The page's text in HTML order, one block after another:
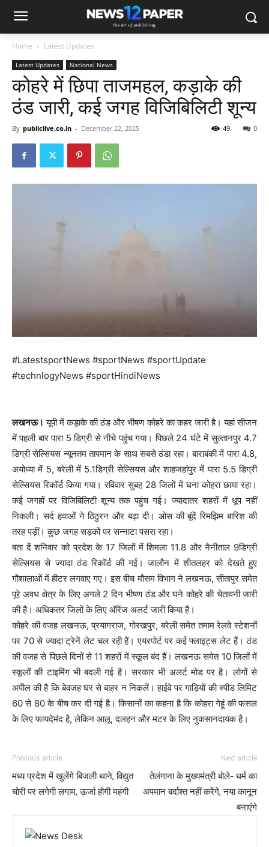
Home Latest Updates
Latest Updates National News
कोहरे में छिपा ताजमहल, कड़ाके की
ठंड जारी, कई जगह विजिबिलिटी शून्य
By publiclive.co.in - December 22, 2025 0
49
#LatestsportNews #sportNews #sportUpdate
#technlogyNews #sportHindiNews
लखनऊ। यूपी में कड़ाके की ठंड और भीषण कोहरे का कहर जारी है। यहां सीजन
में पहली बार पारा 5 डिग्री से नीचे पहुंच गया। पिछले 24 घंटे में सुल्तानपुर 4.7
डिग्री सेल्सियस न्यूनतम तापमान के साथ सबसे ठंडा रहा। बाराबंकी में पारा 4.8,
अयोध्या में 5, बरेली में 5.1डिग्री सेल्सियस और शाहजहांपुर में पारा 5.5 डिग्री
सेल्सियस रिकॉर्ड किया गया। रविवार सुबह 28 जिलों में घना कोहरा छाया रहा।
कई जगहों पर विजिबिलिटी शून्य तक पहुंच गई। ज्यादातर शहरों में धूप नहीं
निकली। सर्द हवाओं ने ठिठुरन और बढ़ा दी। ओस की बूंदें रिमझिम बारिश की
तरह पड़ीं। कुछ जगह सड़कों पर सन्नाटा पसरा रहा।
बता दें शनिवार को प्रदेश के 17 जिलों में शिमला 11.8 और नैनीताल 9डिग्री
सेल्सियस से ज्यादा ठंड रिकॉर्ड की गई। जालौन में शीतलहर को देखते हुए
गौशालाओं में हीटर लगवाए गए। इस बीच मौसम विभाग ने लखनऊ, सीतापुर समेत
पूरे अवध क्षेत्र के लिए अगले 2 दिन भीषण ठंड और घने कोहरे की चेतावनी जारी
की है। अधिकतर जिलों के लिए ऑरेंज अलर्ट जारी किया है।
कोहरे की वजह लखनऊ, प्रयागराज, गोरखपुर, बरेली समेत तमाम रेलवे स्टेशनों
पर 70 से ज्यादा ट्रेनें लेट चल रही हैं। एयरपोर्ट पर कई फ्लाइट्स लेट हैं। ठंड
की वजह से पिछले दिनों से 11 शहरों में स्कूल बंद हैं। लखनऊ समेत 10 जिलों में
स्कूलों की टाइमिंग भी बदली गई है। सरकार भी अलर्ट मोड पर है। लोगों से
अपील की है कि बेवजह घर से बाहर न निकलें। हाईवे पर गाड़ियों की स्पीड लिमिट
60 से 80 के बीच कर दी गई है। किसानों का कहना है कि कोहरा गेहूं की फसल
के लिए फायदेमंद है, लेकिन आलू, दलहन और मटर के लिए नुकसानदायक है।
Previous article
मध्य प्रदेश में खुलेंगे बिजली थाने, विद्युत
चोरी पर लगेगी लगाम, ऊर्जा होगी महंगी
Next article
तेलंगाना के मुख्यमंत्री बोले- धर्म का
अपमान बर्दाश्त नहीं करेंगे, नया कानून
बनाएंगे